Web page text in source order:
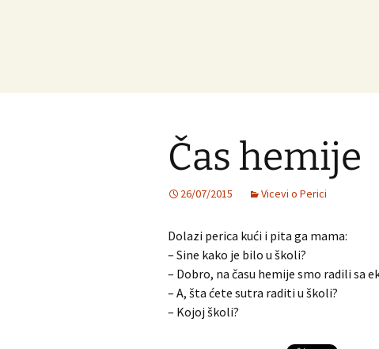
Čas hemije
26/07/2015 Vicevi o Perici
Dolazi perica kući i pita ga mama:
– Sine kako je bilo u školi?
– Dobro, na času hemije smo radili sa
– A, šta ćete sutra raditi u školi?
– Kojoj školi?